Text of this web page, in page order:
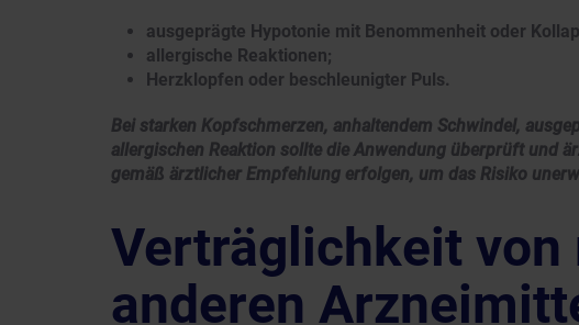
ausgeprägte Hypotonie mit Benommenheit oder
allergische Reaktionen;
Herzklopfen oder beschleunigter Puls.
Bei starken Kopfschmerzen, anhaltendem Schwindel,
allergischen Reaktion sollte die Anwendung überprüft und
gemäß ärztlicher Empfehlung erfolgen, um das Risiko
Verträglichkeit
anderen